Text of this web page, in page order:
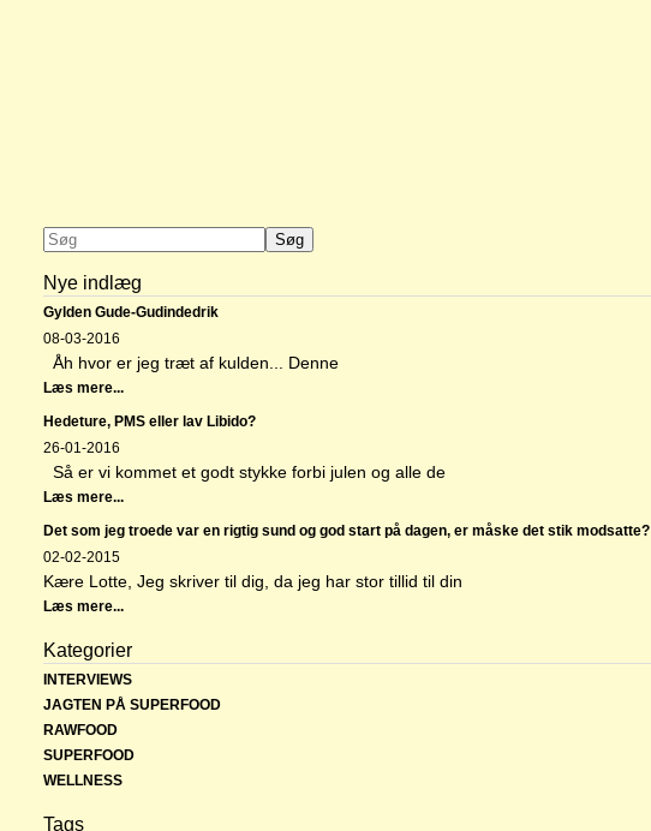
Nye indlæg
Gylden Gude-Gudindedrik
08-03-2016
Åh hvor er jeg træt af kulden... Denne
Læs mere...
Hedeture, PMS eller lav Libido?
26-01-2016
Så er vi kommet et godt stykke forbi julen og alle de
Læs mere...
Det som jeg troede var en rigtig sund og god start på dagen, er måske det stik modsatte?
02-02-2015
Kære Lotte, Jeg skriver til dig, da jeg har stor tillid til din
Læs mere...
Kategorier
INTERVIEWS
JAGTEN PÅ SUPERFOOD
RAWFOOD
SUPERFOOD
WELLNESS
Tags